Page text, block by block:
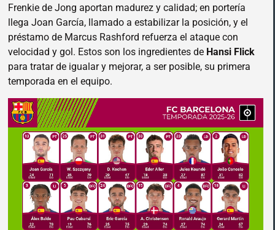
Frenkie de Jong aportan madurez y calidad; en portería
llega Joan García, llamado a estabilizar la posición, y el
préstamo de Marcus Rashford refuerza el ataque con
velocidad y gol. Estos son los ingredientes de Hansi Flick
para tratar de igualar y mejorar, a ser posible, su primera
temporada en el equipo.